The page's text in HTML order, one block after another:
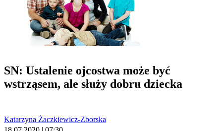
SN: Ustalenie ojcostwa może być
wstrząsem, ale służy dobru dziecka
Katarzyna Żaczkiewicz-Zborska